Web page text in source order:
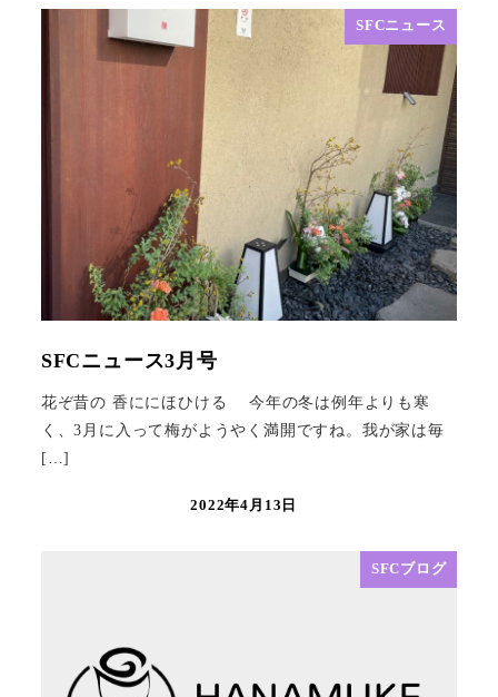
SFCニュース
SFCニュース3月号
花ぞ昔の 香ににほひける 今年の冬は例年よりも寒
く、3月に入って梅がようやく満開ですね。我が家は毎
[…]
2022年4月13日
SFCブログ